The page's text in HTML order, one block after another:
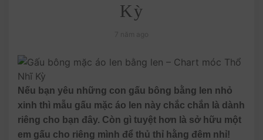
Kỳ
Nếu bạn yêu những con gấu bông bằng len nhỏ
xinh thì mẫu gấu mặc áo len này chắc chắn là dành
riêng cho bạn đây. Còn gì tuyệt hơn là sở hữu một
em gấu cho riêng mình để thủ thỉ hằng đêm nhỉ!